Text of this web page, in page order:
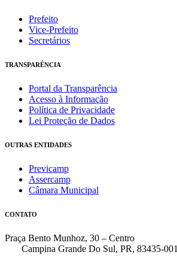
Prefeito
Vice-Prefeito
Secretários
TRANSPARÊNCIA
Portal da Transparência
Acesso à Informação
Política de Privacidade
Lei Proteção de Dados
OUTRAS ENTIDADES
Previcamp
Assercamp
Câmara Municipal
CONTATO
Praça Bento Munhoz, 30 – Centro
Campina Grande Do Sul, PR, 83435-001